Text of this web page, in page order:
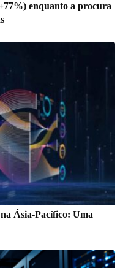
enquanto a procura
Ásia-Pacífico: Uma